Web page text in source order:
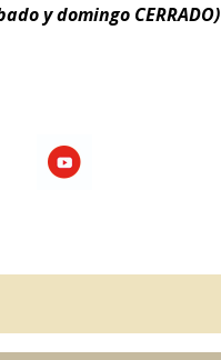
y domingo CERRADO)